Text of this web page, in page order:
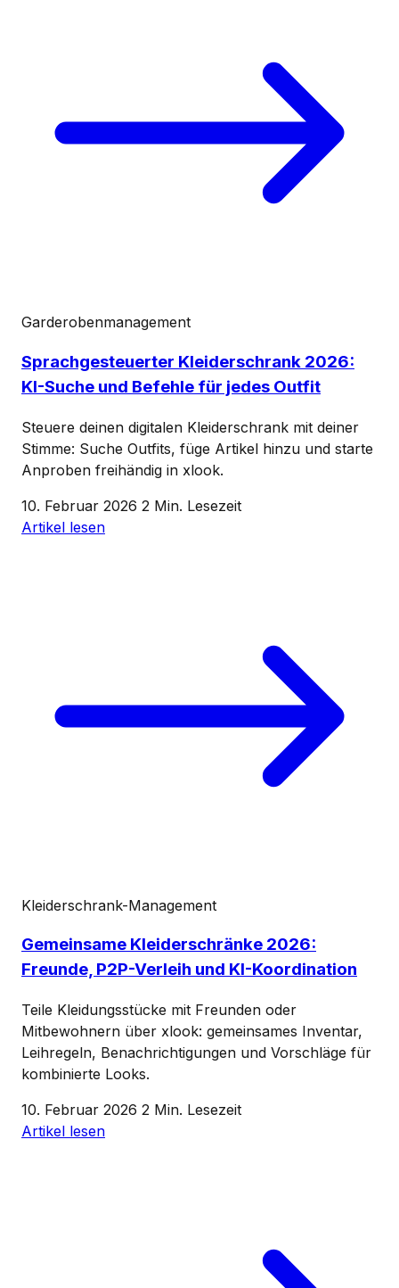
Garderobenmanagement
Sprachgesteuerter Kleiderschrank 2026:
KI-Suche und Befehle für jedes Outfit
Steuere deinen digitalen Kleiderschrank mit deiner
Stimme: Suche Outfits, füge Artikel hinzu und starte
Anproben freihändig in xlook.
10. Februar 2026 2 Min. Lesezeit
Artikel lesen
Kleiderschrank-Management
Gemeinsame Kleiderschränke 2026:
Freunde, P2P-Verleih und KI-Koordination
Teile Kleidungsstücke mit Freunden oder
Mitbewohnern über xlook: gemeinsames Inventar,
Leihregeln, Benachrichtigungen und Vorschläge für
kombinierte Looks.
10. Februar 2026 2 Min. Lesezeit
Artikel lesen